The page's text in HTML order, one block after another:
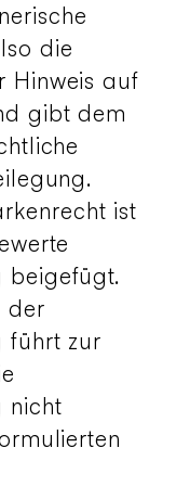
die
Hinweis auf
gibt dem
ist
beigefügt.
der
führt zur
nicht